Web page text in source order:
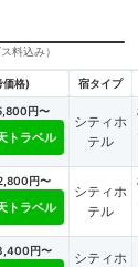
料込み）
価格) 宿タイプ
円〜
トラベル
シティホ
テル
円〜
トラベル
シティホ
テル
円〜
シティホ